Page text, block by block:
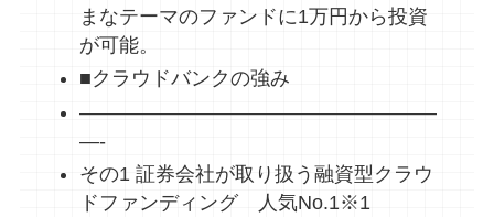
まなテーマのファンドに1万円から投資
が可能。
■クラウドバンクの強み
——————————————————
—-
その1 証券会社が取り扱う融資型クラウ
ドファンディング 人気No.1※1